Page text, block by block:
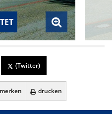
(Twitter)
merken drucken